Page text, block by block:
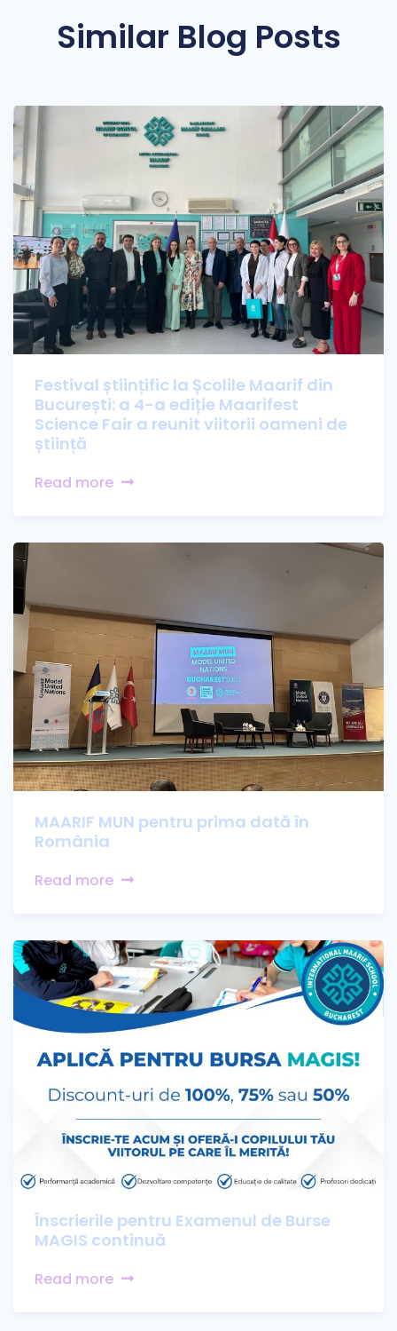
Similar Blog Posts
Festival științific la Școlile Maarif din
București: a 4-a ediție Maarifest
Science Fair a reunit viitorii oameni de
știință
Read more
MAARIF MUN pentru prima dată în
România
Read more
Înscrierile pentru Examenul de Burse
MAGIS continuă
Read more